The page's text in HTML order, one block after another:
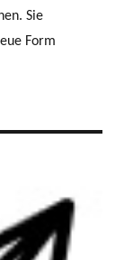
Sie
Form